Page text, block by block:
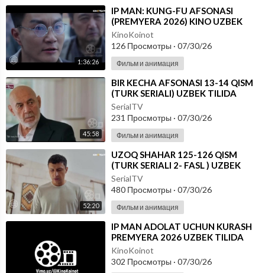
1:36:26
⁣IP MAN: KUNG-FU AFSONASI
(PREMYERA 2026) KINO UZBEK
TILIDA - SKACHAT
KinoKoinot
126 Просмотры · 07/30/26
Фильм и анимация
45:58
⁣BIR KECHA AFSONASI 13-14 QISM
(TURK SERIALI) UZBEK TILIDA
SerialTV
231 Просмотры · 07/30/26
Фильм и анимация
52:20
⁣UZOQ SHAHAR 125-126 QISM
(TURK SERIALI 2- FASL ) UZBEK
TILIDA
SerialTV
480 Просмотры · 07/30/26
Фильм и анимация
⁣IP MAN ADOLAT UCHUN KURASH
PREMYERA 2026 UZBEK TILIDA
KinoKoinot
302 Просмотры · 07/30/26